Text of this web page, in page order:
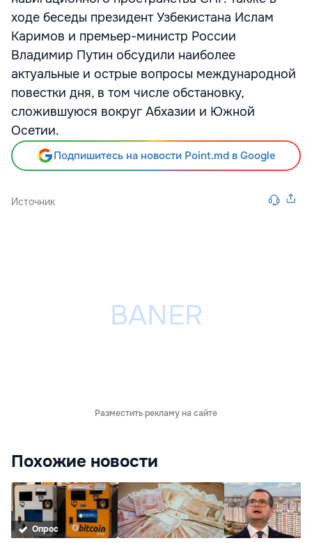
ходе беседы президент Узбекистана Ислам
Каримов и премьер-министр России
Владимир Путин обсудили наиболее
актуальные и острые вопросы международной
повестки дня, в том числе обстановку,
сложившуюся вокруг Абхазии и Южной
Осетии.
Подпишитесь на новости Point.md в Google
Источник
Разместить рекламу на сайте
Похожие новости
Опрос